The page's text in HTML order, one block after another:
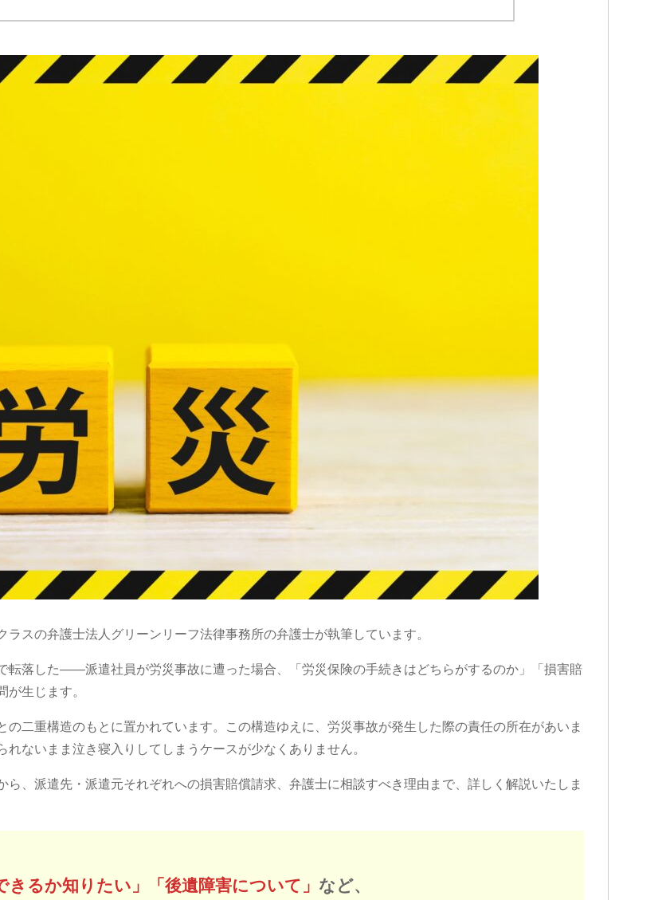
スの弁護士法人グリーンリーフ法律事務所の弁護士が執筆しています。
転落した――派遣社員が労災事故に遭った場合、「労災保険の手続きはどちらがするのか」「損害賠
生じます。
二重構造のもとに置かれています。この構造ゆえに、労災事故が発生した際の責任の所在があいま
ないまま泣き寝入りしてしまうケースが少なくありません。
、派遣先・派遣元それぞれへの損害賠償請求、弁護士に相談すべき理由まで、詳しく解説いたしま
きるか知りたい 」「後遺障害について」 など、